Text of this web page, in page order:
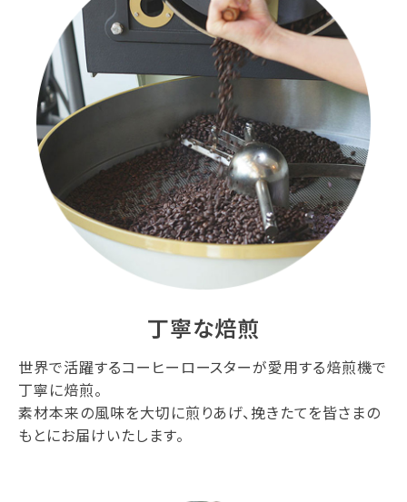
丁寧な焙煎
世界で活躍するコーヒーロースターが愛用する焙煎機で
丁寧に焙煎。
素材本来の風味を大切に煎りあげ、挽きたてを皆さまの
もとにお届けいたします。